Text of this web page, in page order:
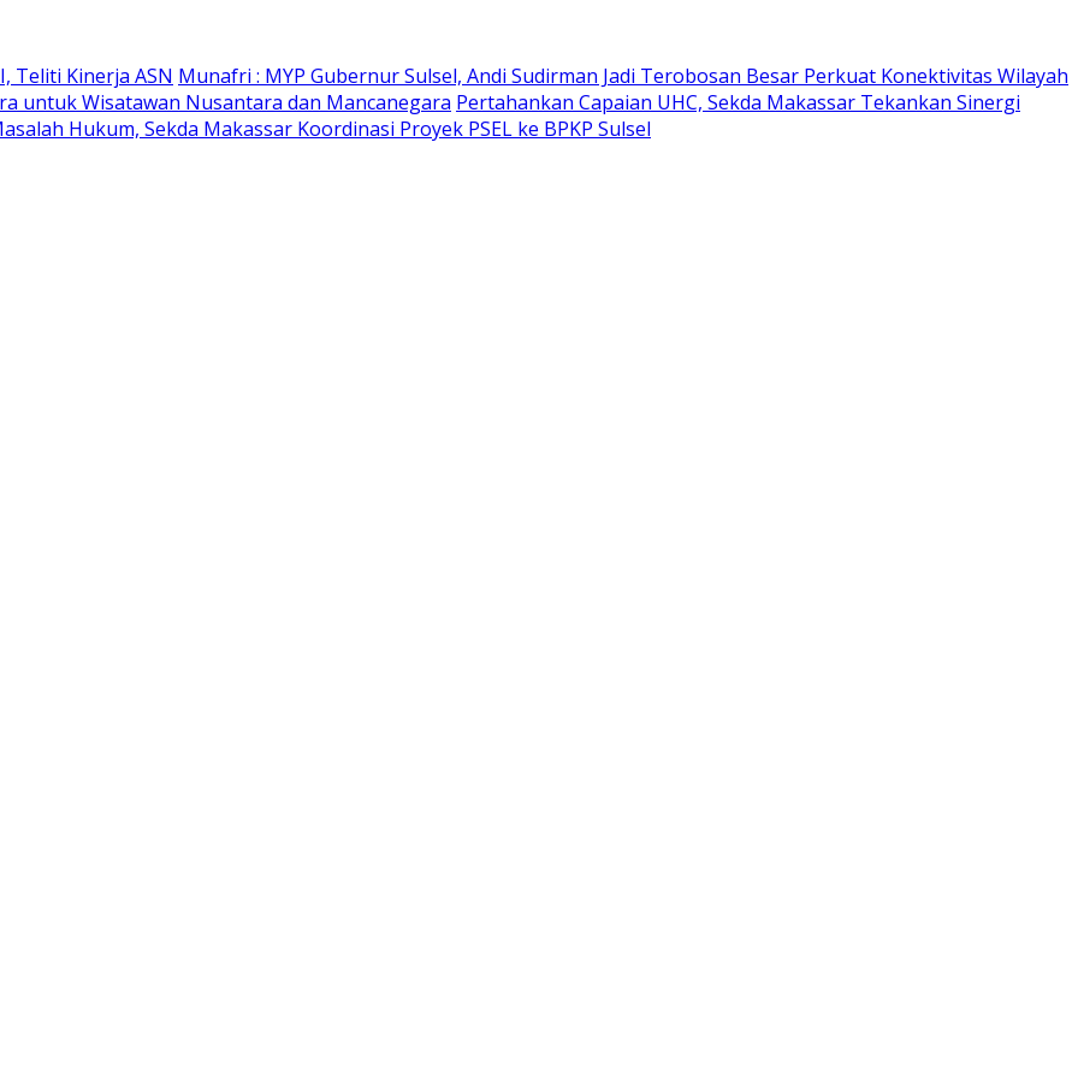
Teliti Kinerja ASN Munafri : MYP Gubernur Sulsel, Andi Sudirman Jadi Terobosan Besar Perkuat Konektivitas Wilayah
untuk Wisatawan Nusantara dan Mancanegara Pertahankan Capaian UHC, Sekda Makassar Tekankan Sinergi
Hukum, Sekda Makassar Koordinasi Proyek PSEL ke BPKP Sulsel